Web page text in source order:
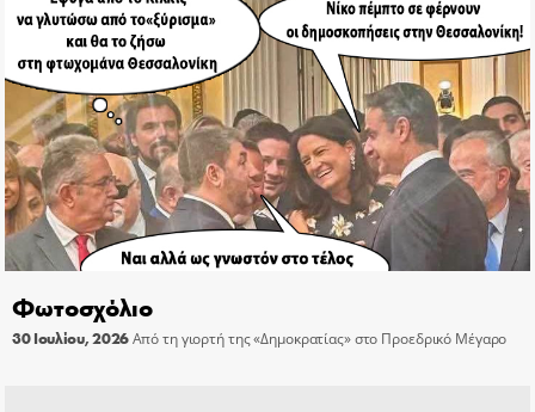
Φωτοσχόλιο
30 Ιουλίου, 2026Από τη γιορτή της «Δημοκρατίας» στο Προεδρικό Μέγαρο